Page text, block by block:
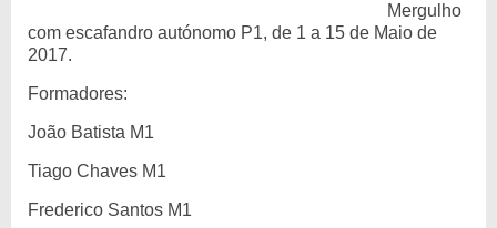
Mergulho
com escafandro autónomo P1, de 1 a 15 de Maio de
2017.
Formadores:
João Batista M1
Tiago Chaves M1
Frederico Santos M1